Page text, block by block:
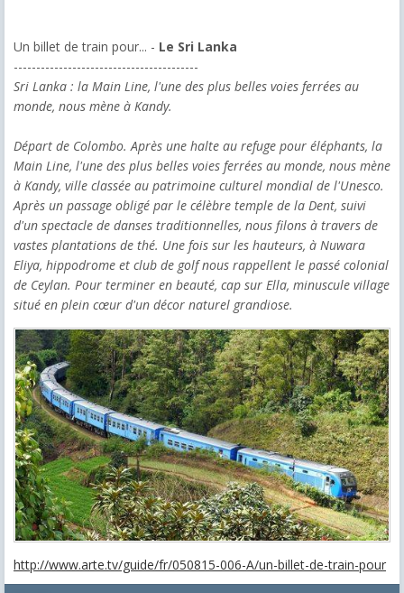
Un billet de train pour... - Le Sri Lanka
-----------------------------------------
Sri Lanka : la Main Line, l'une des plus belles voies ferrées au
monde, nous mène à Kandy.
Départ de Colombo. Après une halte au refuge pour éléphants, la
Main Line, l'une des plus belles voies ferrées au monde, nous mène
à Kandy, ville classée au patrimoine culturel mondial de l'Unesco.
Après un passage obligé par le célèbre temple de la Dent, suivi
d'un spectacle de danses traditionnelles, nous filons à travers de
vastes plantations de thé. Une fois sur les hauteurs, à Nuwara
Eliya, hippodrome et club de golf nous rappellent le passé colonial
de Ceylan. Pour terminer en beauté, cap sur Ella, minuscule village
situé en plein cœur d'un décor naturel grandiose.
http://www.arte.tv/guide/fr/050815-006-A/un-billet-de-train-pour